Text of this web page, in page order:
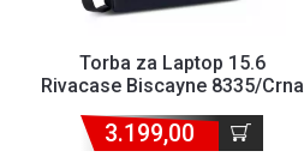
Torba za Laptop 15.6
Rivacase Biscayne 8335/Crna
3.199,00